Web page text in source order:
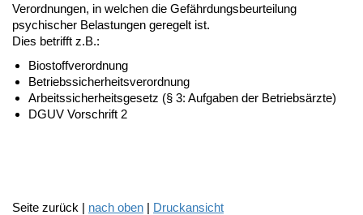
Verordnungen, in welchen die Gefährdungsbeurteilung
psychischer Belastungen geregelt ist.
Dies betrifft z.B.:
Biostoffverordnung
Betriebssicherheitsverordnung
Arbeitssicherheitsgesetz (§ 3: Aufgaben der Betriebsärzte)
DGUV Vorschrift 2
Seite zurück | nach oben | Druckansicht